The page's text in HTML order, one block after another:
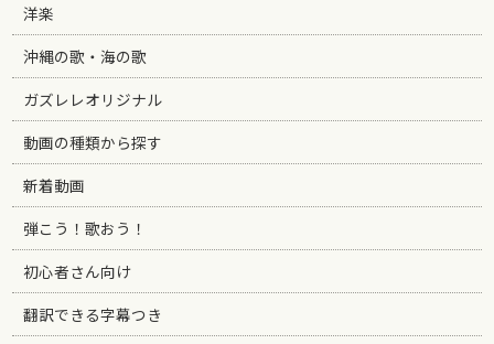
洋楽
沖縄の歌・海の歌
ガズレレオリジナル
動画の種類から探す
新着動画
弾こう！歌おう！
初心者さん向け
翻訳できる字幕つき